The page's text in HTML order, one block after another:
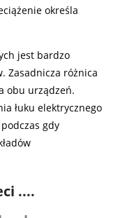
określa
jest bardzo
Zasadnicza różnica
obu urządzeń.
łuku elektrycznego
gdy
....